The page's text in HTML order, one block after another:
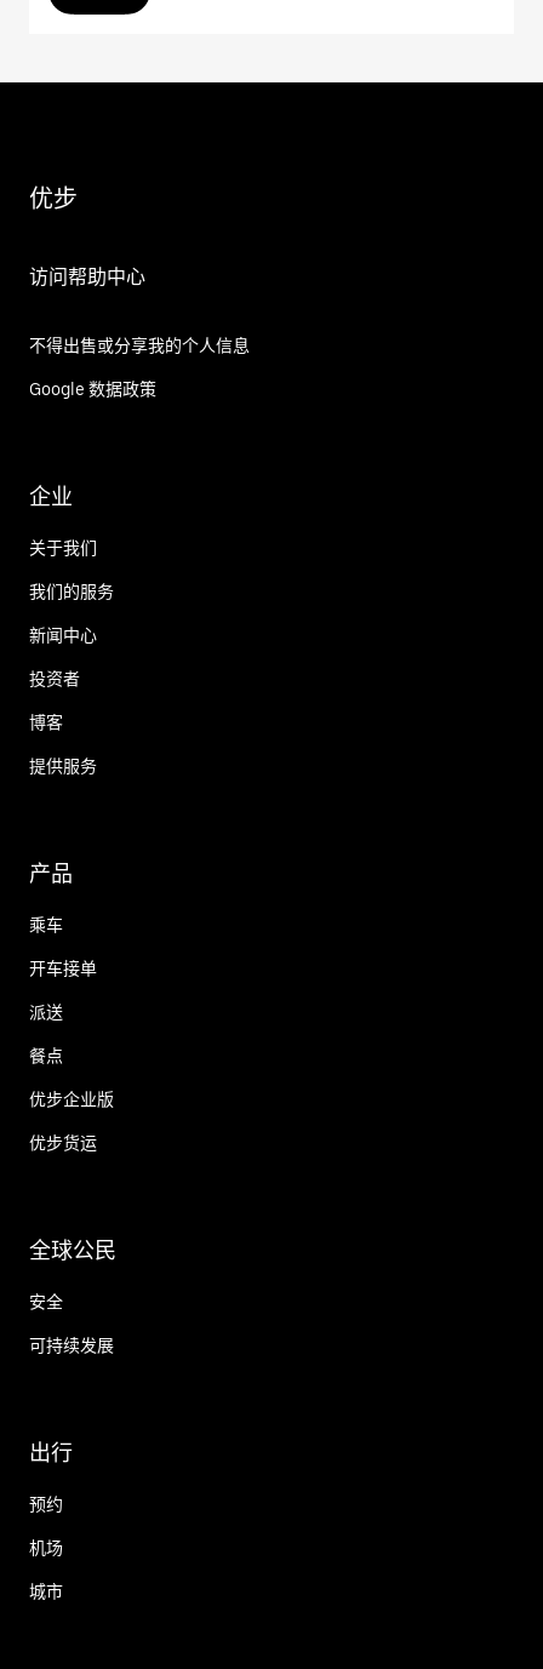
优步
访问帮助中心
不得出售或分享我的个人信息
Google 数据政策
企业
关于我们
我们的服务
新闻中心
投资者
博客
提供服务
产品
乘车
开车接单
派送
餐点
优步企业版
优步货运
全球公民
安全
可持续发展
出行
预约
机场
城市